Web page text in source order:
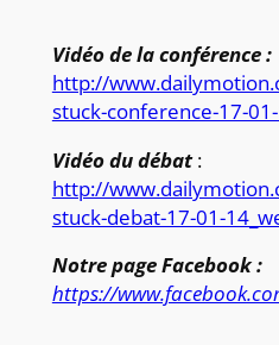
Vidéo de la conférence :
http://
stuck-conference-17-
Vidéo du débat:
http://
stuck-debat-17-01-
Notre page Facebook :
https://